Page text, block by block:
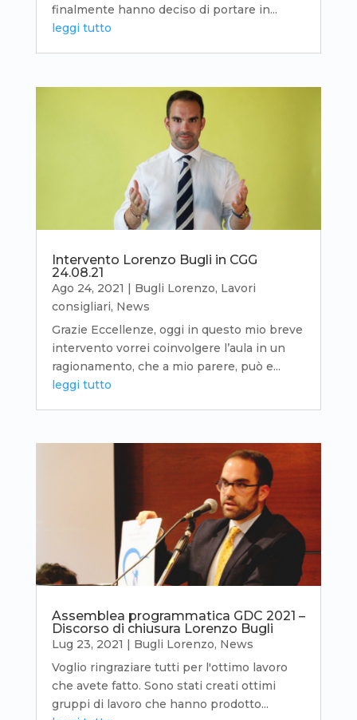
finalmente hanno deciso di portare in...
leggi tutto
Intervento Lorenzo Bugli in CGG
24.08.21
Ago 24, 2021 | Bugli Lorenzo, Lavori
consigliari, News
Grazie Eccellenze, oggi in questo mio breve
intervento vorrei coinvolgere l’aula in un
ragionamento, che a mio parere, può e...
leggi tutto
Assemblea programmatica GDC 2021 –
Discorso di chiusura Lorenzo Bugli
Lug 23, 2021 | Bugli Lorenzo, News
Voglio ringraziare tutti per l'ottimo lavoro
che avete fatto. Sono stati creati ottimi
gruppi di lavoro che hanno prodotto...